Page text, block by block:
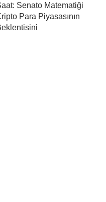
Senato Matematiği
Para Piyasasının